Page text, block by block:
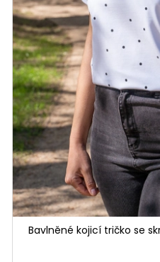
Bavlněné kojicí tričko se